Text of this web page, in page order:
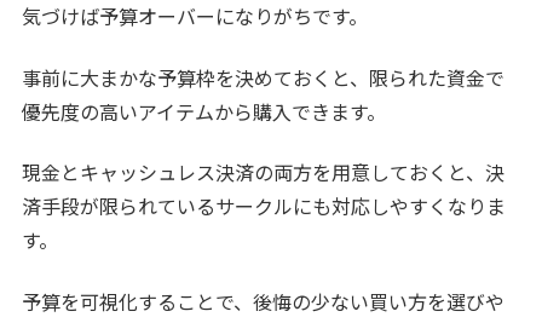
気づけば予算オーバーになりがちです。
事前に大まかな予算枠を決めておくと、限られた資金で
優先度の高いアイテムから購入できます。
現金とキャッシュレス決済の両方を用意しておくと、決
済手段が限られているサークルにも対応しやすくなりま
す。
予算を可視化することで、後悔の少ない買い方を選びや